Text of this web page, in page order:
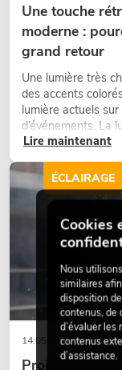
Une touche
moderne :
grand retour
Une lumière très
des accents
lumière actuels
d’événements. La
nostalgique, mais
scènes et peut
émotionnelles.
Lire maintenant
14.05.2026
Projecteurs à
ÉCLAIRAGE
Cookies
Nous
similaires
disposition
contenus, de
d’évaluer
contenus
d’assistance.